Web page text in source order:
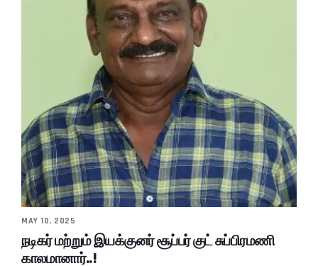
MAY 10, 2025
நடிகர் மற்றும் இயக்குனர் சூப்பர் குட் சுப்பிரமணி
காலமானார்..!